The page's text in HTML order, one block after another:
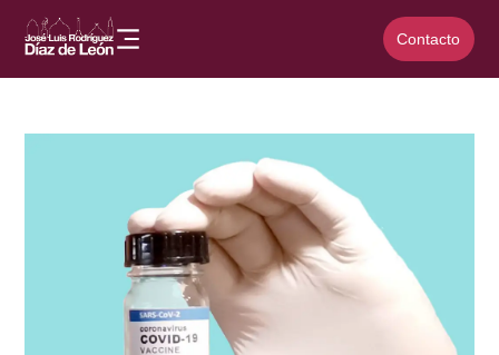
Contacto